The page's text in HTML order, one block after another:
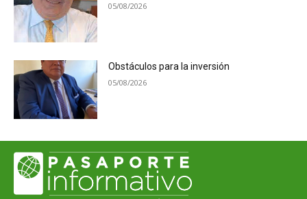
05/08/2026
Obstáculos para la inversión
05/08/2026